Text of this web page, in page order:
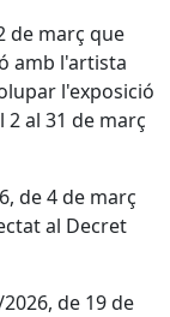
de març que
amb l'artista
l'exposició
2 al 31 de març
de 4 de març
al Decret
de 19 de